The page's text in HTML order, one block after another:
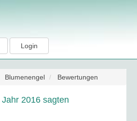
Login
Blumenengel Bewertungen
2016 sagten